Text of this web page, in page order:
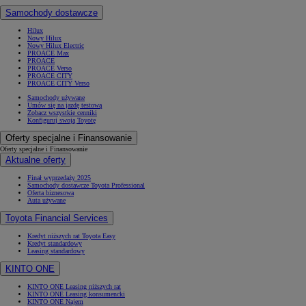
Samochody dostawcze
Hilux
Nowy Hilux
Nowy Hilux Electric
PROACE Max
PROACE
PROACE Verso
PROACE CITY
PROACE CITY Verso
Samochody używane
Umów się na jazdę testową
Zobacz wszystkie cenniki
Konfiguruj swoją Toyotę
Oferty specjalne i Finansowanie
Oferty specjalne i Finansowanie
Aktualne oferty
Finał wyprzedaży 2025
Samochody dostawcze Toyota Professional
Oferta biznesowa
Auta używane
Toyota Financial Services
Kredyt niższych rat Toyota Easy
Kredyt standardowy
Leasing standardowy
KINTO ONE
KINTO ONE Leasing niższych rat
KINTO ONE Leasing konsumencki
KINTO ONE Najem